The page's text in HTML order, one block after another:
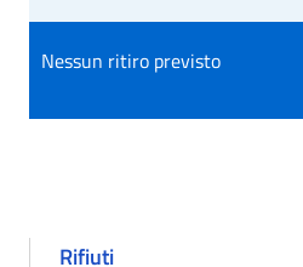
Nessun ritiro previsto
Rifiuti